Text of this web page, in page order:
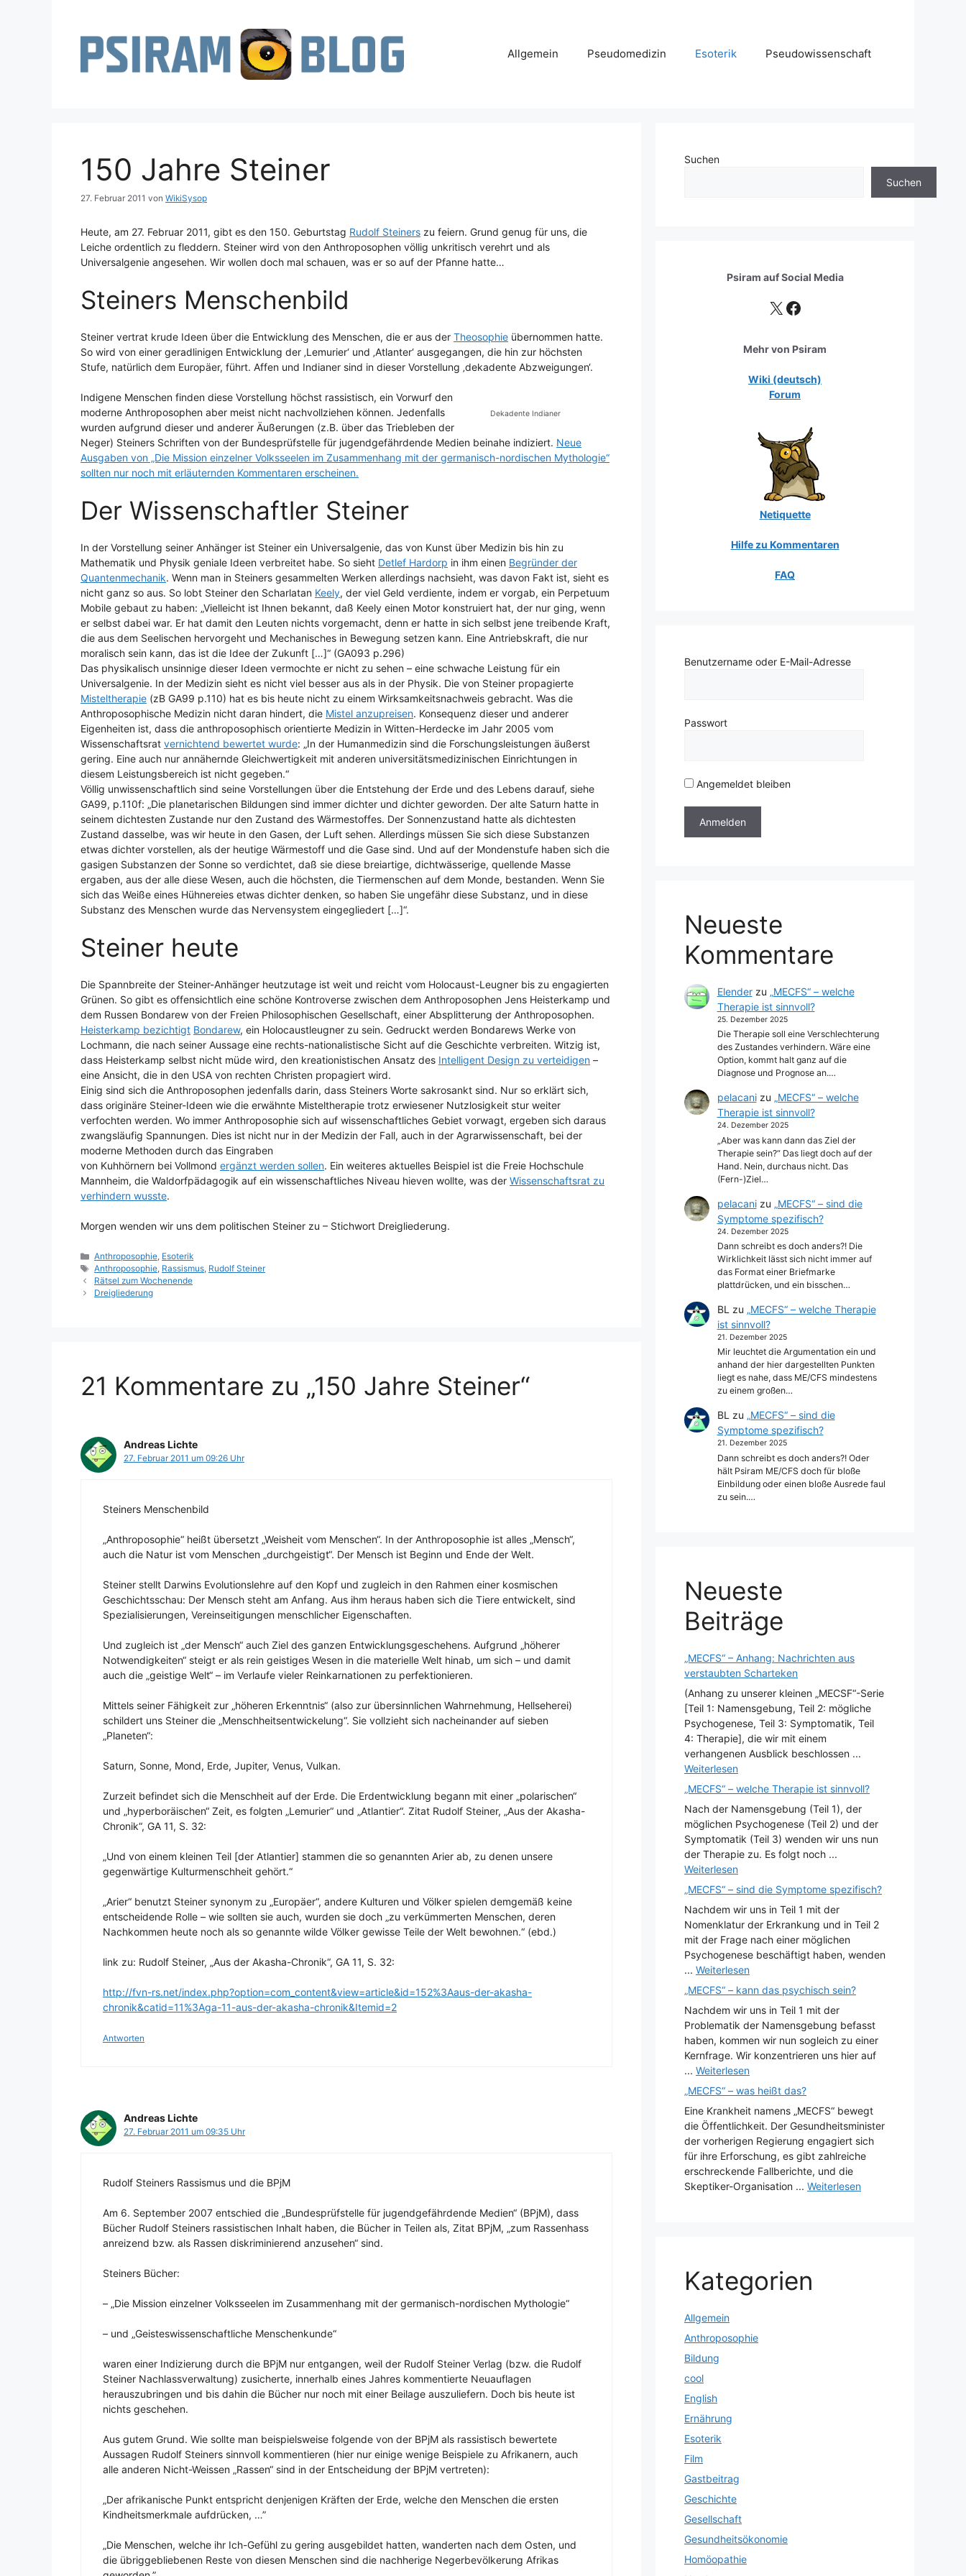
Allgemein Pseudomedizin Esoterik Pseudowissenschaft
150 Jahre Steiner
27. Februar 2011 von WikiSysop
Heute, am 27. Februar 2011, gibt es den 150. Geburtstag Rudolf Steiners zu feiern. Grund genug für uns, die
Leiche ordentlich zu fleddern. Steiner wird von den Anthroposophen völlig unkritisch verehrt und als
Universalgenie angesehen. Wir wollen doch mal schauen, was er so auf der Pfanne hatte…
Steiners Menschenbild
Steiner vertrat krude Ideen über die Entwicklung des Menschen, die er aus der Theosophie übernommen hatte.
So wird von einer geradlinigen Entwicklung der ‚Lemurier‘ und ‚Atlanter‘ ausgegangen, die hin zur höchsten
Stufe, natürlich dem Europäer, führt. Affen und Indianer sind in dieser Vorstellung ‚dekadente Abzweigungen‘.
Dekadente Indianer
Indigene Menschen finden diese Vorstellung höchst rassistisch, ein Vorwurf den
moderne Anthroposophen aber meist nicht nachvollziehen können. Jedenfalls
wurden aufgrund dieser und anderer Äußerungen (z.B. über das Triebleben der
Neger) Steiners Schriften von der Bundesprüfstelle für jugendgefährdende Medien beinahe indiziert. Neue
Ausgaben von „Die Mission einzelner Volksseelen im Zusammenhang mit der germanisch-nordischen Mythologie“
sollten nur noch mit erläuternden Kommentaren erscheinen.
Der Wissenschaftler Steiner
In der Vorstellung seiner Anhänger ist Steiner ein Universalgenie, das von Kunst über Medizin bis hin zu
Mathematik und Physik geniale Ideen verbreitet habe. So sieht Detlef Hardorp in ihm einen Begründer der
Quantenmechanik. Wenn man in Steiners gesammelten Werken allerdings nachsieht, was davon Fakt ist, sieht es
nicht ganz so aus. So lobt Steiner den Scharlatan Keely, der viel Geld verdiente, indem er vorgab, ein Perpetuum
Mobile gebaut zu haben: „Vielleicht ist Ihnen bekannt, daß Keely einen Motor konstruiert hat, der nur ging, wenn
er selbst dabei war. Er hat damit den Leuten nichts vorgemacht, denn er hatte in sich selbst jene treibende Kraft,
die aus dem Seelischen hervorgeht und Mechanisches in Bewegung setzen kann. Eine Antriebskraft, die nur
moralisch sein kann, das ist die Idee der Zukunft […]“ (GA093 p.296)
Das physikalisch unsinnige dieser Ideen vermochte er nicht zu sehen – eine schwache Leistung für ein
Universalgenie. In der Medizin sieht es nicht viel besser aus als in der Physik. Die von Steiner propagierte
Misteltherapie (zB GA99 p.110) hat es bis heute nicht zu einem Wirksamkeitsnachweis gebracht. Was die
Anthroposophische Medizin nicht daran hindert, die Mistel anzupreisen. Konsequenz dieser und anderer
Eigenheiten ist, dass die anthroposophisch orientierte Medizin in Witten-Herdecke im Jahr 2005 vom
Wissenschaftsrat vernichtend bewertet wurde: „In der Humanmedizin sind die Forschungsleistungen äußerst
gering. Eine auch nur annähernde Gleichwertigkeit mit anderen universitätsmedizinischen Einrichtungen in
diesem Leistungsbereich ist nicht gegeben.“
Völlig unwissenschaftlich sind seine Vorstellungen über die Entstehung der Erde und des Lebens darauf, siehe
GA99, p.110f: „Die planetarischen Bildungen sind immer dichter und dichter geworden. Der alte Saturn hatte in
seinem dichtesten Zustande nur den Zustand des Wärmestoffes. Der Sonnenzustand hatte als dichtesten
Zustand dasselbe, was wir heute in den Gasen, der Luft sehen. Allerdings müssen Sie sich diese Substanzen
etwas dichter vorstellen, als der heutige Wärmestoff und die Gase sind. Und auf der Mondenstufe haben sich die
gasigen Substanzen der Sonne so verdichtet, daß sie diese breiartige, dichtwässerige, quellende Masse
ergaben, aus der alle diese Wesen, auch die höchsten, die Tiermenschen auf dem Monde, bestanden. Wenn Sie
sich das Weiße eines Hühnereies etwas dichter denken, so haben Sie ungefähr diese Substanz, und in diese
Substanz des Menschen wurde das Nervensystem eingegliedert […]“.
Steiner heute
Die Spannbreite der Steiner-Anhänger heutzutage ist weit und reicht vom Holocaust-Leugner bis zu engagierten
Grünen. So gibt es offensichtlich eine schöne Kontroverse zwischen dem Anthroposophen Jens Heisterkamp und
dem Russen Bondarew von der Freien Philosophischen Gesellschaft, einer Absplitterung der Anthroposophen.
Heisterkamp bezichtigt Bondarew, ein Holocaustleugner zu sein. Gedruckt werden Bondarews Werke von
Lochmann, die nach seiner Aussage eine rechts-nationalistische Sicht auf die Geschichte verbreiten. Witzig ist,
dass Heisterkamp selbst nicht müde wird, den kreationistischen Ansatz des Intelligent Design zu verteidigen –
eine Ansicht, die in den USA von rechten Christen propagiert wird.
Einig sind sich die Anthroposophen jedenfalls darin, dass Steiners Worte sakrosankt sind. Nur so erklärt sich,
dass originäre Steiner-Ideen wie die erwähnte Misteltherapie trotz erwiesener Nutzlosigkeit stur weiter
verfochten werden. Wo immer Anthroposophie sich auf wissenschaftliches Gebiet vorwagt, ergeben sich daraus
zwangsläufig Spannungen. Dies ist nicht nur in der Medizin der Fall, auch in der Agrarwissenschaft, bei der
moderne Methoden durch das Eingraben
von Kuhhörnern bei Vollmond ergänzt werden sollen. Ein weiteres aktuelles Beispiel ist die Freie Hochschule
Mannheim, die Waldorfpädagogik auf ein wissenschaftliches Niveau hieven wollte, was der Wissenschaftsrat zu
verhindern wusste.
Morgen wenden wir uns dem politischen Steiner zu – Stichwort Dreigliederung.
Kategorien
Anthroposophie, Esoterik
Schlagwörter
Anthroposophie, Rassismus, Rudolf Steiner
Rätsel zum Wochenende
Dreigliederung
21 Kommentare zu „150 Jahre Steiner“
Andreas Lichte
27. Februar 2011 um 09:26 Uhr
Steiners Menschenbild
„Anthroposophie“ heißt übersetzt „Weisheit vom Menschen“. In der Anthroposophie ist alles „Mensch“,
auch die Natur ist vom Menschen „durchgeistigt“. Der Mensch ist Beginn und Ende der Welt.
Steiner stellt Darwins Evolutionslehre auf den Kopf und zugleich in den Rahmen einer kosmischen
Geschichtsschau: Der Mensch steht am Anfang. Aus ihm heraus haben sich die Tiere entwickelt, sind
Spezialisierungen, Vereinseitigungen menschlicher Eigenschaften.
Und zugleich ist „der Mensch“ auch Ziel des ganzen Entwicklungsgeschehens. Aufgrund „höherer
Notwendigkeiten“ steigt er als rein geistiges Wesen in die materielle Welt hinab, um sich – und damit
auch die „geistige Welt“ – im Verlaufe vieler Reinkarnationen zu perfektionieren.
Mittels seiner Fähigkeit zur „höheren Erkenntnis“ (also zur übersinnlichen Wahrnehmung, Hellseherei)
schildert uns Steiner die „Menschheitsentwickelung“. Sie vollzieht sich nacheinander auf sieben
„Planeten“:
Saturn, Sonne, Mond, Erde, Jupiter, Venus, Vulkan.
Zurzeit befindet sich die Menschheit auf der Erde. Die Erdentwicklung begann mit einer „polarischen“
und „hyperboräischen“ Zeit, es folgten „Lemurier“ und „Atlantier“. Zitat Rudolf Steiner, „Aus der Akasha-
Chronik“, GA 11, S. 32:
„Und von einem kleinen Teil [der Atlantier] stammen die so genannten Arier ab, zu denen unsere
gegenwärtige Kulturmenschheit gehört.“
„Arier“ benutzt Steiner synonym zu „Europäer“, andere Kulturen und Völker spielen demgemäß keine
entscheidende Rolle – wie sollten sie auch, wurden sie doch „zu verkümmerten Menschen, deren
Nachkommen heute noch als so genannte wilde Völker gewisse Teile der Welt bewohnen.“ (ebd.)
link zu: Rudolf Steiner, „Aus der Akasha-Chronik“, GA 11, S. 32:
http://fvn-rs.net/index.php?option=com_content&view=article&id=152%3Aaus-der-akasha-
chronik&catid=11%3Aga-11-aus-der-akasha-chronik&Itemid=2
Antworten
Andreas Lichte
27. Februar 2011 um 09:35 Uhr
Rudolf Steiners Rassismus und die BPjM
Am 6. September 2007 entschied die „Bundesprüfstelle für jugendgefährdende Medien“ (BPjM), dass
Bücher Rudolf Steiners rassistischen Inhalt haben, die Bücher in Teilen als, Zitat BPjM, „zum Rassenhass
anreizend bzw. als Rassen diskriminierend anzusehen“ sind.
Steiners Bücher:
– „Die Mission einzelner Volksseelen im Zusammenhang mit der germanisch-nordischen Mythologie“
– und „Geisteswissenschaftliche Menschenkunde“
waren einer Indizierung durch die BPjM nur entgangen, weil der Rudolf Steiner Verlag (bzw. die Rudolf
Steiner Nachlassverwaltung) zusicherte, innerhalb eines Jahres kommentierte Neuauflagen
herauszubringen und bis dahin die Bücher nur noch mit einer Beilage auszuliefern. Doch bis heute ist
nichts geschehen.
Aus gutem Grund. Wie sollte man beispielsweise folgende von der BPjM als rassistisch bewertete
Aussagen Rudolf Steiners sinnvoll kommentieren (hier nur einige wenige Beispiele zu Afrikanern, auch
alle anderen Nicht-Weissen „Rassen“ sind in der Entscheidung der BPjM vertreten):
„Der afrikanische Punkt entspricht denjenigen Kräften der Erde, welche den Menschen die ersten
Kindheitsmerkmale aufdrücken, …”
„Die Menschen, welche ihr Ich-Gefühl zu gering ausgebildet hatten, wanderten nach dem Osten, und
die übriggebliebenen Reste von diesen Menschen sind die nachherige Negerbevölkerung Afrikas
Suchen
Suchen
Psiram aufSocial Media
X Facebook
Mehr von Psiram
Wiki (deutsch)
Forum
Netiquette
Hilfe zu Kommentaren
FAQ
Benutzername oder E-Mail-Adresse
Passwort
Angemeldet bleiben
Neueste
Kommentare
Elenderzu „MECFS“ – welche
Therapie ist sinnvoll?
25. Dezember 2025
Die Therapie soll eine Verschlechterung
des Zustandes verhindern. Wäre eine
Option, kommt halt ganz auf die
Diagnose und Prognose an.…
pelacanizu „MECFS“ – welche
Therapie ist sinnvoll?
24. Dezember 2025
„Aber was kann dann das Ziel der
Therapie sein?“ Das liegt doch auf der
Hand. Nein, durchaus nicht. Das
(Fern-)Ziel…
pelacanizu „MECFS“ – sind die
Symptome spezifisch?
24. Dezember 2025
Dann schreibt es doch anders?! Die
Wirklichkeit lässt sich nicht immer auf
das Format einer Briefmarke
plattdrücken, und ein bisschen…
BL zu „MECFS“ – welche Therapie
ist sinnvoll?
21. Dezember 2025
Mir leuchtet die Argumentation ein und
anhand der hier dargestellten Punkten
liegt es nahe, dass ME/CFS mindestens
zu einem großen…
BL zu „MECFS“ – sind die
Symptome spezifisch?
21. Dezember 2025
Dann schreibt es doch anders?! Oder
hält Psiram ME/CFS doch für bloße
Einbildung oder einen bloße Ausrede faul
zu sein.…
Neueste
Beiträge
„MECFS“ – Anhang: Nachrichten aus
verstaubten Scharteken
(Anhang zu unserer kleinen „MECSF“-Serie
[Teil 1: Namensgebung, Teil 2: mögliche
Psychogenese, Teil 3: Symptomatik, Teil
4: Therapie], die wir mit einem
verhangenen Ausblick beschlossen ...
Weiterlesen
„MECFS“ – welche Therapie ist sinnvoll?
Nach der Namensgebung (Teil 1), der
möglichen Psychogenese (Teil 2) und der
Symptomatik (Teil 3) wenden wir uns nun
der Therapie zu. Es folgt noch ...
Weiterlesen
„MECFS“ – sind die Symptome spezifisch?
Nachdem wir uns in Teil 1 mit der
Nomenklatur der Erkrankung und in Teil 2
mit der Frage nach einer möglichen
Psychogenese beschäftigt haben, wenden
... Weiterlesen
„MECFS“ – kann das psychisch sein?
Nachdem wir uns in Teil 1 mit der
Problematik der Namensgebung befasst
haben, kommen wir nun sogleich zu einer
Kernfrage. Wir konzentrieren uns hier auf
... Weiterlesen
„MECFS“ – was heißt das?
Eine Krankheit namens „MECFS“ bewegt
die Öffentlichkeit. Der Gesundheitsminister
der vorherigen Regierung engagiert sich
für ihre Erforschung, es gibt zahlreiche
erschreckende Fallberichte, und die
Skeptiker-Organisation ... Weiterlesen
Kategorien
Allgemein
Anthroposophie
Bildung
cool
English
Ernährung
Esoterik
Film
Gastbeitrag
Geschichte
Gesellschaft
Gesundheitsökonomie
Homöopathie